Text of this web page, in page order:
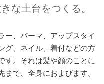
な土台をつくる。
ー、パーマ、アップスタイ
グ、ネイル、着付などの方
す。それは髪や顔のことに
で、全身におよびます。